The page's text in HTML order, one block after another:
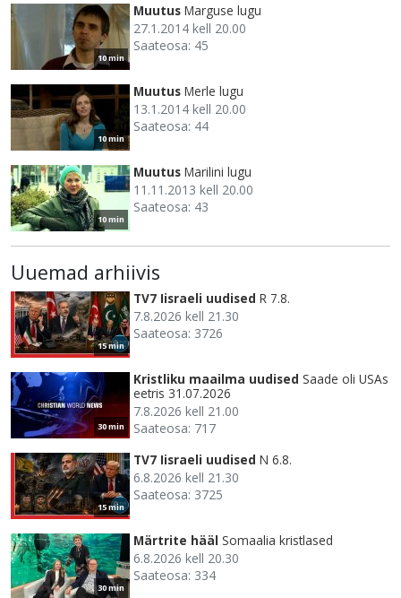
10 min
Muutus Marguse lugu
27.1.2014 kell 20.00
Saateosa: 45
10 min
Muutus Merle lugu
13.1.2014 kell 20.00
Saateosa: 44
10 min
Muutus Marilini lugu
11.11.2013 kell 20.00
Saateosa: 43
Uuemad arhiivis
15 min
TV7 Iisraeli uudised R 7.8.
7.8.2026 kell 21.30
Saateosa: 3726
30 min
Kristliku maailma uudised Saade oli USAs
eetris 31.07.2026
7.8.2026 kell 21.00
Saateosa: 717
15 min
TV7 Iisraeli uudised N 6.8.
6.8.2026 kell 21.30
Saateosa: 3725
30 min
Märtrite hääl Somaalia kristlased
6.8.2026 kell 20.30
Saateosa: 334